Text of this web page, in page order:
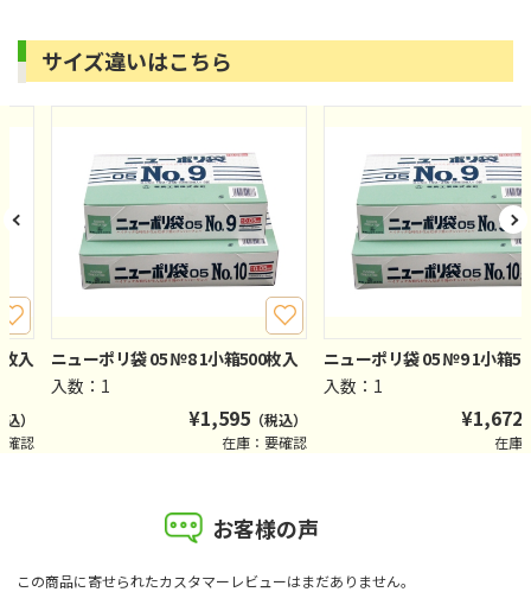
サイズ違いはこちら
入
）
確認
ニューポリ袋 05 №8 1小箱500枚入
入数：1
¥1,595 （税込）
在庫：要確認
ニューポリ袋 05 №9 1小箱
入数：1
¥1,672
在庫
お客様の声
この商品に寄せられたカスタマーレビューはまだありません。